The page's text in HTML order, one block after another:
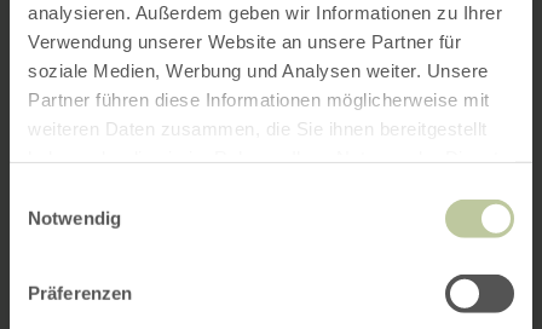
analysieren. Außerdem geben wir Informationen zu Ihrer
Verwendung unserer Website an unsere Partner für
soziale Medien, Werbung und Analysen weiter. Unsere
Partner führen diese Informationen möglicherweise mit
weiteren Daten zusammen, die Sie ihnen bereitgestellt
Notwendig
Präferenzen